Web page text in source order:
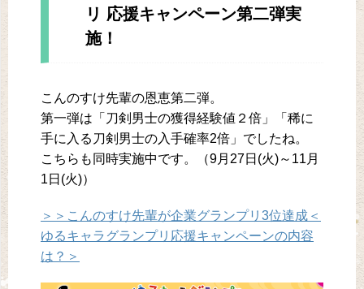
リ 応援キャンペーン第二弾実
施！
こんのすけ先輩の恩恵第二弾。
第一弾は「刀剣男士の獲得経験値２倍」「稀に
手に入る刀剣男士の入手確率2倍」でしたね。
こちらも同時実施中です。（9月27日(火)～11月
1日(火)）
＞＞こんのすけ先輩が企業グランプリ3位達成＜
ゆるキャラグランプリ応援キャンペーンの内容
は？＞